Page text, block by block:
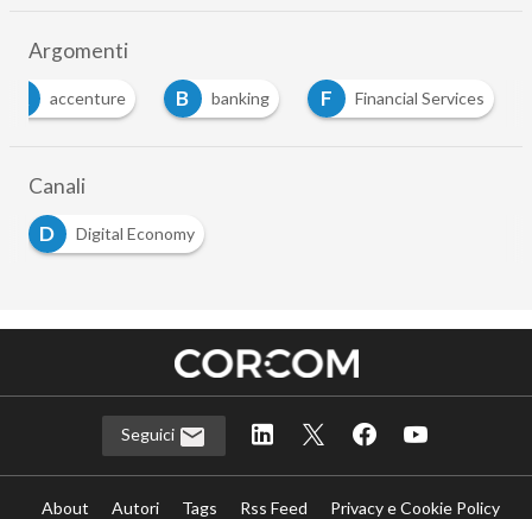
Argomenti
A
accenture B banking F Financial Services
Canali
D
Digital Economy
Seguici
About Autori Tags Rss Feed
Privacy e Cookie Policy